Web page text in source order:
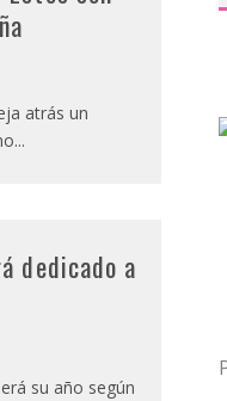
atrás un
...
dedicado a
su año según